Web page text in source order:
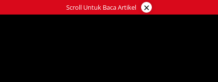
ke
Scroll Untuk Baca Artikel ×